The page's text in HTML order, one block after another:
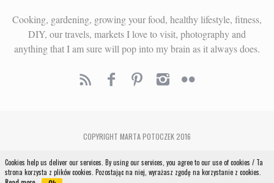
Cooking, gardening, growing your food, healthy lifestyle, fitness,
DIY, our travels, markets I love to visit, photography and
anything that I am sure will pop into my brain as it always does.
COPYRIGHT MARTA POTOCZEK 2016
NA POCZĄTEK
Cookies help us deliver our services. By using our services, you agree to our use of cookies / Ta
strona korzysta z plików cookies. Pozostając na niej, wyrażasz zgodę na korzystanie z cookies.